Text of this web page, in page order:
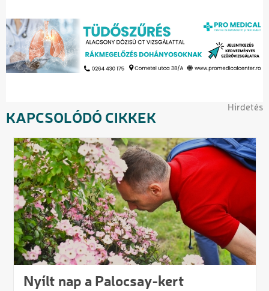
Hirdetés
KAPCSOLÓDÓ CIKKEK
Nyílt nap a Palocsay-kert